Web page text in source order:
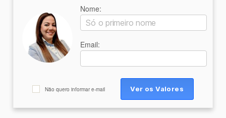
Nome:
Email:
Não quero informar e-mail